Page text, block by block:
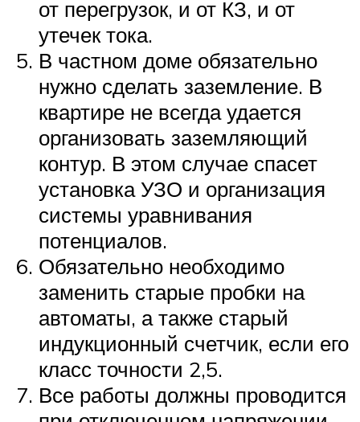
от перегрузок, и от КЗ, и от
утечек тока.
В частном доме обязательно
нужно сделать заземление. В
квартире не всегда удается
организовать заземляющий
контур. В этом случае спасет
установка УЗО и организация
системы уравнивания
потенциалов.
Обязательно необходимо
заменить старые пробки на
автоматы, а также старый
индукционный счетчик, если его
класс точности 2,5.
Все работы должны проводится